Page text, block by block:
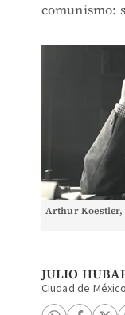
comunismo:
Arthur
JULIO
Ciudad de México